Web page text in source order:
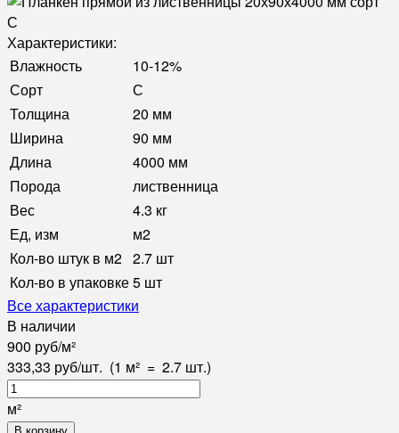
Характеристики:
Влажность
10-12%
Сорт
С
Толщина
20 мм
Ширина
90 мм
Длина
4000 мм
Порода
лиственница
Вес
4.3 кг
Ед, изм
м2
Кол-во штук в м2 2.7 шт
Кол-во в упаковке5 шт
Все характеристики
В наличии
900 руб/м²
333,33 руб/шт. (1 м² = 2.7 шт.)
м²